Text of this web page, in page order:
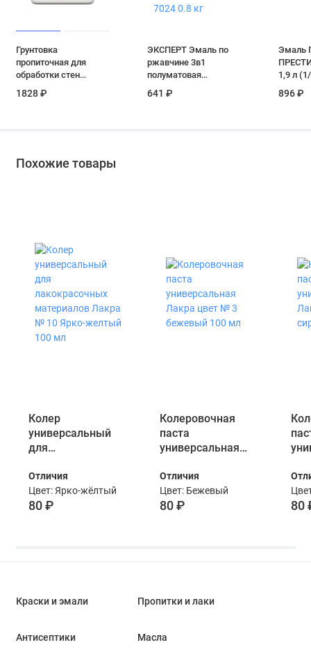
Грунтовка
пропиточная для
обработки стен
Neomid «Primer»
концентрат 1:9 3 л
1828 ₽
ЭКСПЕРТ Эмаль по
ржавчине 3в1
полуматовая
графитовый RAL 7024
0.8 кг
641 ₽
Эмаль
1,9 л
896 ₽
Похожие товары
Колер
универсальный
для
материалов Лакра
№ 10 Ярко-
желтый 100 мл
Отличия
Цвет: Ярко-жёлтый
80 ₽
Колеровочная
паста
универсальная
бежевый 100 мл
Отличия
Цвет: Бежевый
80 ₽ 80
Краски и эмали Пропитки и лаки
Антисептики Масла